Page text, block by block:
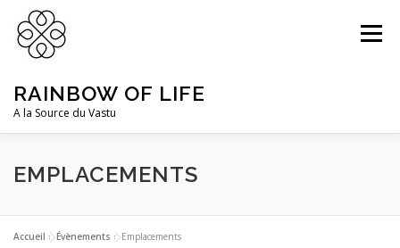
contenu
RAINBOW OF LIFE
A la Source du Vastu
Menu
DR PRABHAT PODDAR
ACTUALITÉS CONNEXION
EMPLACEMENTS
Accueil »Évènements »Emplacements